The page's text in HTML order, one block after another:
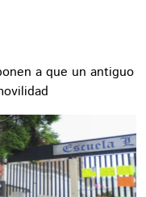
a que un antiguo